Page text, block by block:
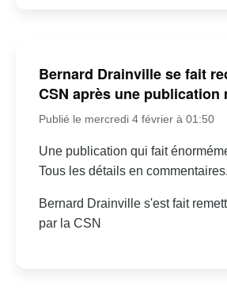
Bernard Drainville se fait
CSN après une publication
Publié le mercredi 4 février à 01:50
Une publication qui fait
Tous les détails en commentaires.
Bernard Drainville s'est fait
par la CSN